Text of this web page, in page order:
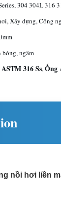
304 304L 316
Xây dựng, Công
bóng, ngâm
316 Ss,Ống
nồi hơi